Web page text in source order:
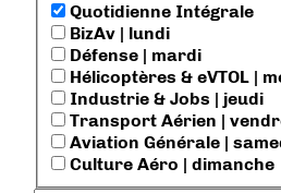
Quotidienne Intégrale
BizAv | lundi
Défense | mardi
Hélicoptères & eVTOL |
Industrie & Jobs | jeudi
Transport Aérien |
Aviation Générale |
Culture Aéro | dimanche